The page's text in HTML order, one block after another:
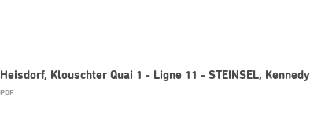
Heisdorf, Klouschter Quai 1 - Ligne 11 - STEINSEL, Kennedy
PDF